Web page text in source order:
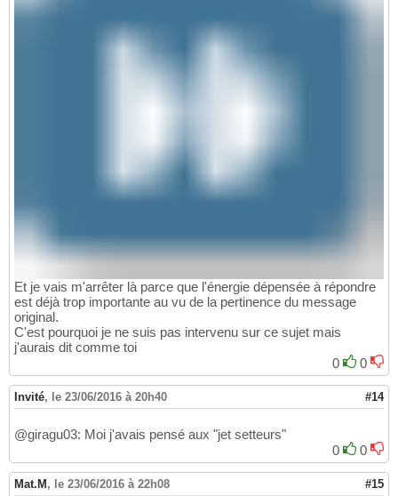
Et je vais m'arrêter là parce que l'énergie dépensée à répondre
est déjà trop importante au vu de la pertinence du message
original.
C'est pourquoi je ne suis pas intervenu sur ce sujet mais
j'aurais dit comme toi
0
0
Invité, le 23/06/2016 à 20h40 #14
@giragu03: Moi j'avais pensé aux "jet setteurs"
0
0
Mat.M , le 23/06/2016 à 22h08 #15